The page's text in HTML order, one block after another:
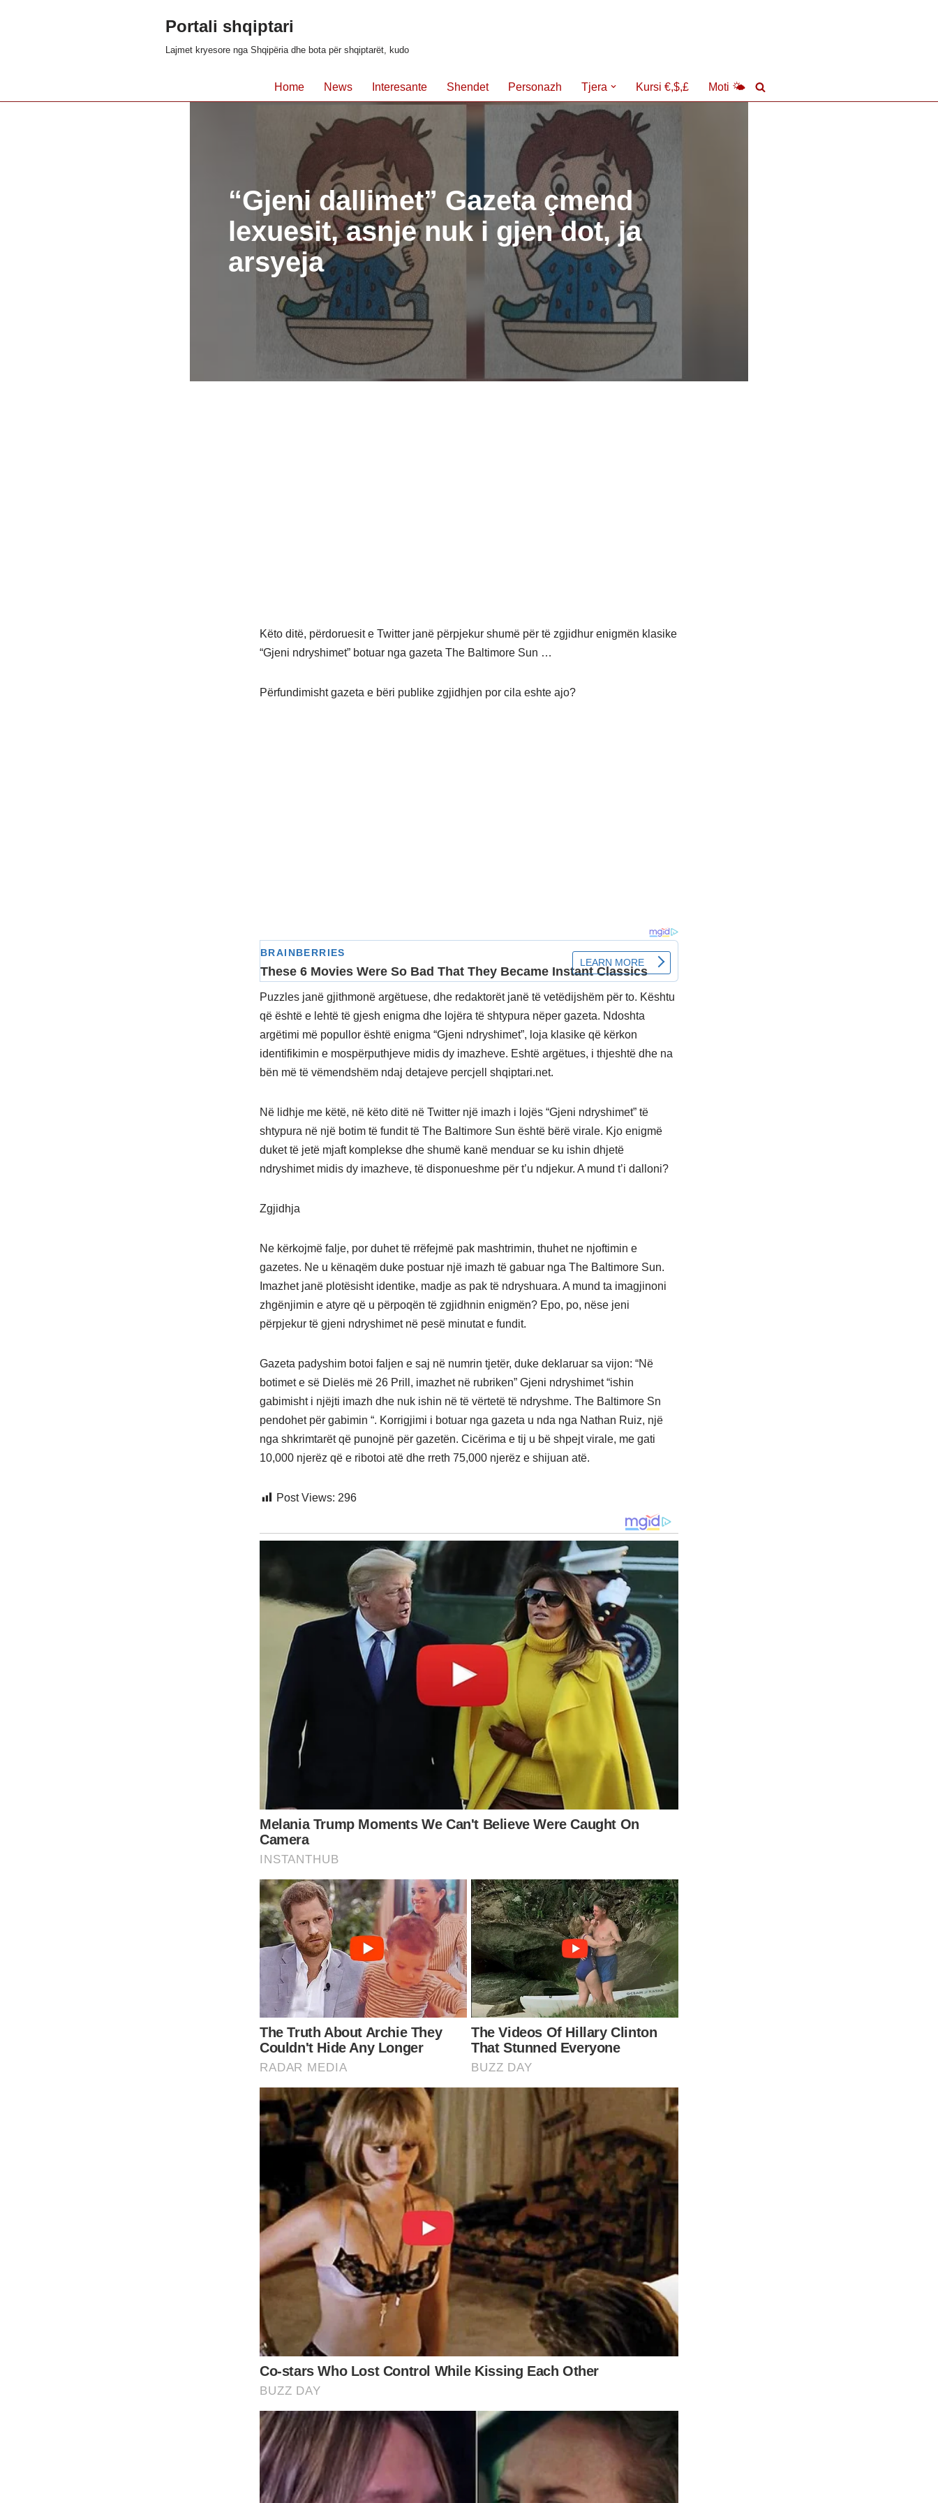
Portali shqiptari
Lajmet kryesore nga Shqipëria dhe bota për shqiptarët, kudo
Home News Interesante Shendet Personazh Tjera Kursi €,$,£ Moti 🌤
“Gjeni dallimet” Gazeta çmend
lexuesit, asnje nuk i gjen dot, ja
arsyeja
Këto ditë, përdoruesit e Twitter janë përpjekur shumë për të zgjidhur enigmën klasike
“Gjeni ndryshimet” botuar nga gazeta The Baltimore Sun …
Përfundimisht gazeta e bëri publike zgjidhjen por cila eshte ajo?
Puzzles janë gjithmonë argëtuese, dhe redaktorët janë të vetëdijshëm për to. Kështu
që është e lehtë të gjesh enigma dhe lojëra të shtypura nëper gazeta. Ndoshta
argëtimi më popullor është enigma “Gjeni ndryshimet”, loja klasike që kërkon
identifikimin e mospërputhjeve midis dy imazheve. Eshtë argëtues, i thjeshtë dhe na
bën më të vëmendshëm ndaj detajeve percjell shqiptari.net.
Në lidhje me këtë, në këto ditë në Twitter një imazh i lojës “Gjeni ndryshimet” të
shtypura në një botim të fundit të The Baltimore Sun është bërë virale. Kjo enigmë
duket të jetë mjaft komplekse dhe shumë kanë menduar se ku ishin dhjetë
ndryshimet midis dy imazheve, të disponueshme për t’u ndjekur. A mund t’i dalloni?
Zgjidhja
Ne kërkojmë falje, por duhet të rrëfejmë pak mashtrimin, thuhet ne njoftimin e
gazetes. Ne u kënaqëm duke postuar një imazh të gabuar nga The Baltimore Sun.
Imazhet janë plotësisht identike, madje as pak të ndryshuara. A mund ta imagjinoni
zhgënjimin e atyre që u përpoqën të zgjidhnin enigmën? Epo, po, nëse jeni
përpjekur të gjeni ndryshimet në pesë minutat e fundit.
Gazeta padyshim botoi faljen e saj në numrin tjetër, duke deklaruar sa vijon: “Në
botimet e së Dielës më 26 Prill, imazhet në rubriken” Gjeni ndryshimet “ishin
gabimisht i njëjti imazh dhe nuk ishin në të vërtetë të ndryshme. The Baltimore Sn
pendohet për gabimin “. Korrigjimi i botuar nga gazeta u nda nga Nathan Ruiz, një
nga shkrimtarët që punojnë për gazetën. Cicërima e tij u bë shpejt virale, me gati
10,000 njerëz që e ribotoi atë dhe rreth 75,000 njerëz e shijuan atë.
Post Views: 296